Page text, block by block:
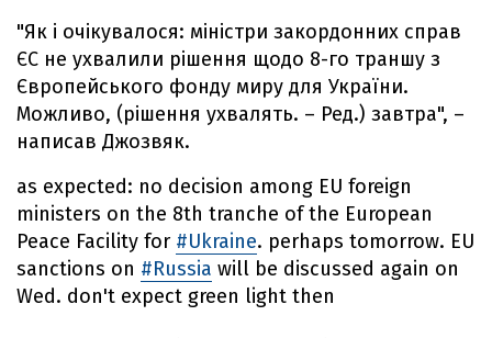
"Як і очікувалося: міністри закордонних справ
ЄС не ухвалили рішення щодо 8-го траншу з
Європейського фонду миру для України.
Можливо, (рішення ухвалять. – Ред.) завтра", –
написав Джозвяк.
as expected: no decision among EU foreign
ministers on the 8th tranche of the European
Peace Facility for #Ukraine. perhaps tomorrow. EU
sanctions on #Russia will be discussed again on
Wed. don't expect green light then